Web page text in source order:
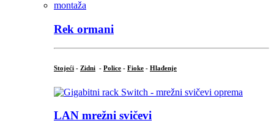
Rek ormani
Stojeći - Zidni - Police - Fioke - Hlađenje
LAN mrežni svičevi